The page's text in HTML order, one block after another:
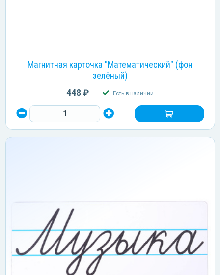
Магнитная карточка "Математический" (фон
зелёный)
448 ₽ Есть в наличии